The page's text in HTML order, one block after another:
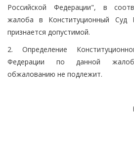
Российской Федерации", в
жалоба в Конституционный Суд
признается допустимой.
2. Определение
Федерации по данной
обжалованию не подлежит.